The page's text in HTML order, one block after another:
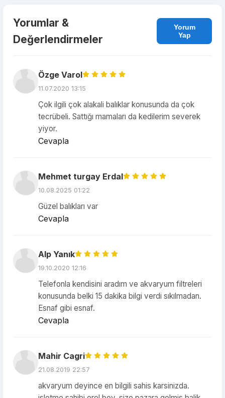
Yorumlar &
Değerlendirmeler
Yorum
Yap
Özge Varol
11.07.2020 13:15
Çok ilgili çok alakali balıklar konusunda da çok
tecrübeli. Sattığı mamaları da kedilerim severek
yiyor.
Cevapla
Mehmet turgay Erdal
10.08.2025 01:22
Güzel balıkları var
Cevapla
Alp Yanık
19.10.2020 12:16
Telefonla kendisini aradım ve akvaryum filtreleri
konusunda belki 15 dakika bilgi verdi sıkılmadan.
Esnaf gibi esnaf.
Cevapla
Mahir Cagri
21.08.2019 22:57
akvaryum deyince en bilgili sahis karsinizda.